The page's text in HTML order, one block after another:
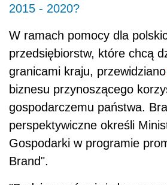
2015 - 2020?
W ramach pomocy dla
przedsiębiorstw, które chcą
granicami kraju, przewidziano
biznesu przynoszącego
gospodarczemu państwa.
perspektywiczne określi
Gospodarki w programie
Brand".